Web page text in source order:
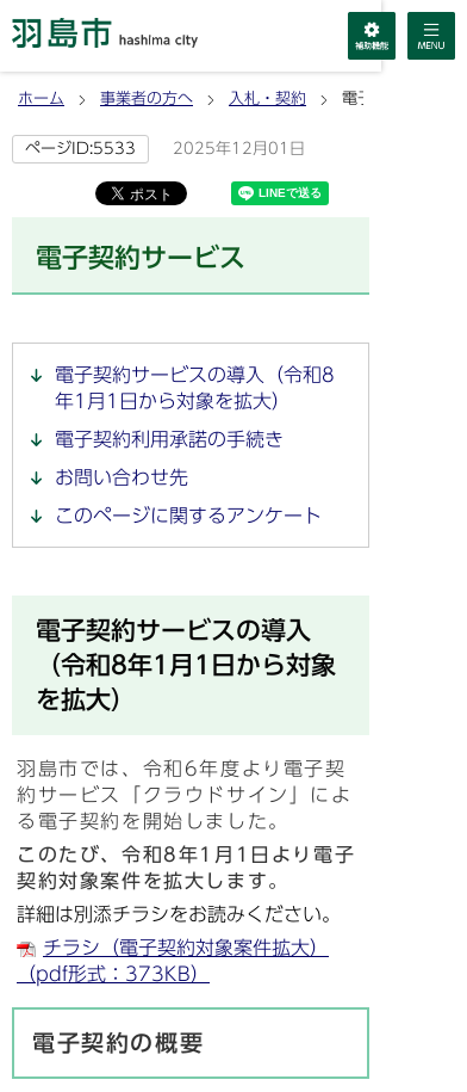
ホーム 事業者の方へ 入札・契約 電子契約サービス
ページID:5533 2025年12月01日
電子契約サービス
電子契約サービスの導入（令和8
年1月1日から対象を拡大）
電子契約利用承諾の手続き
お問い合わせ先
このページに関するアンケート
電子契約サービスの導入
（令和8年1月1日から対象
を拡大）
羽島市では、令和6年度より電子契
約サービス「クラウドサイン」によ
る電子契約を開始しました。
このたび、令和8年1月1日より電子
契約対象案件を拡大します。
詳細は別添チラシをお読みください。
チラシ（電子契約対象案件拡大）
（pdf形式：373KB）
電子契約の概要